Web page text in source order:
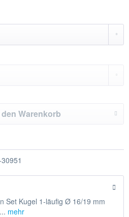
Warenkorb
Set Kugel 1-läufig Ø 16/19 mm
mehr